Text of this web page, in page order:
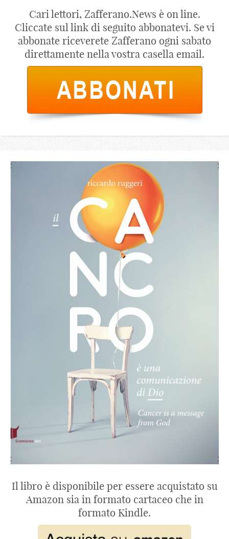
Cari lettori, Zafferano.News è on line.
Cliccate sul link di seguito abbonatevi. Se vi
abbonate riceverete Zafferano ogni sabato
direttamente nella vostra casella email.
Il libro è disponibile per essere acquistato su
Amazon sia in formato cartaceo che in
formato Kindle.